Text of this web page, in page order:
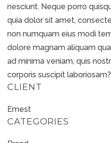
nesciunt. Neque porro
quia dolor sit amet,
non numquam eius modi
dolore magnam aliquam
ad minima veniam, quis
corporis suscipit laboriosam?
CLIENT
Emest
CATEGORIES